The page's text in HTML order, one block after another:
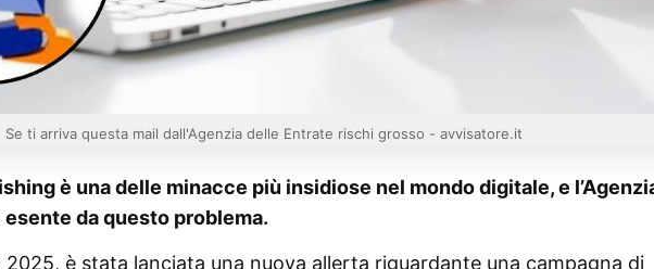
Se ti arriva questa mail dall'Agenzia delle Entrate rischi grosso - avvisatore.it
è una delle minacce più insidiose nel mondo digitale, e
da questo problema.
è stata lanciata una nuova allerta riguardante una campagna di